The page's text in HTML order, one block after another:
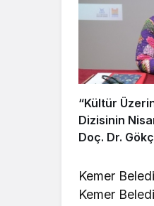
“Kültür
Dizisinin
Doç. Dr.
Kemer
Kemer